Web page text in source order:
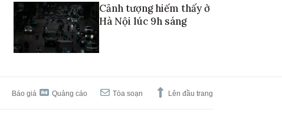
Cảnh tượng hiếm thấy ở
Hà Nội lúc 9h sáng
Báo giá Quảng cáo Tòa soạn Lên đầu trang